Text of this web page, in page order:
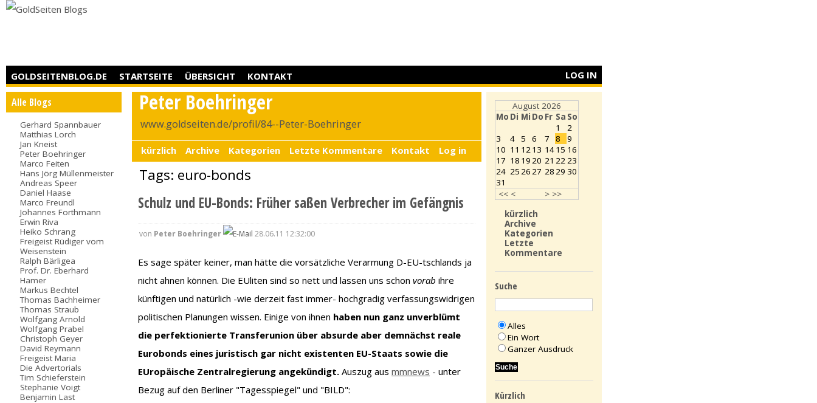
GOLDSEITENBLOG.DE STARTSEITE ÜBERSICHT KONTAKT LOG IN
Alle Blogs
Gerhard Spannbauer
Matthias Lorch
Jan Kneist
Peter Boehringer
Marco Feiten
Hans Jörg Müllenmeister
Andreas Speer
Daniel Haase
Marco Freundl
Johannes Forthmann
Erwin Riva
Heiko Schrang
Freigeist Rüdiger vom
Weisenstein
Ralph Bärligea
Prof. Dr. Eberhard
Hamer
Markus Bechtel
Thomas Bachheimer
Thomas Straub
Wolfgang Arnold
Wolfgang Prabel
Christoph Geyer
David Reymann
Freigeist Maria
Die Advertorials
Tim Schieferstein
Stephanie Voigt
Benjamin Last
Peter Boehringer
www.goldseiten.de/profil/84--Peter-Boehringer
kürzlich Archive Kategorien Letzte Kommentare Kontakt Log in
Tags: euro-bonds
Schulz und EU-Bonds: Früher saßen Verbrecher im Gefängnis
von Peter Boehringer 28.06.11 12:32:00
Es sage später keiner, man hätte die vorsätzliche Verarmung D-EU-tschlands ja
nicht ahnen können. Die EUliten sind so nett und lassen uns schonvorabihre
künftigen und natürlich -wie derzeit fast immer- hochgradig verfassungswidrigen
politischen Planungen wissen. Einige von ihnen haben nun ganz unverblümt
die perfektionierte Transferunion über absurde aber demnächst reale
Eurobonds eines juristisch gar nicht existenten EU-Staats sowie die
EUropäische Zentralregierung angekündigt. Auszug ausmmnews - unter
Bezug auf den Berliner "Tagesspiegel" und "BILD":
August 2026
Mo Di Mi Do Fr Sa So
<< < > >>
1
2
3
4 5 6 7 8
9
10 11 1213 1415 16
17 18 1920 21 2223
24 252627 2829 30
31
kürzlich
Archive
Kategorien
Letzte
Kommentare
Suche
Alles
Ein Wort
Ganzer Ausdruck
Kürzlich